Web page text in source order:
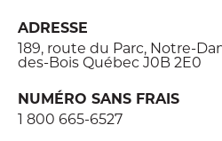
ADRESSE
189, route du Parc, Notre-
des-Bois Québec J0B 2E0
NUMÉRO SANS FRAIS
1 800 665-6527